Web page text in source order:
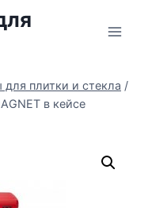
плитки и стекла /
в кейсе